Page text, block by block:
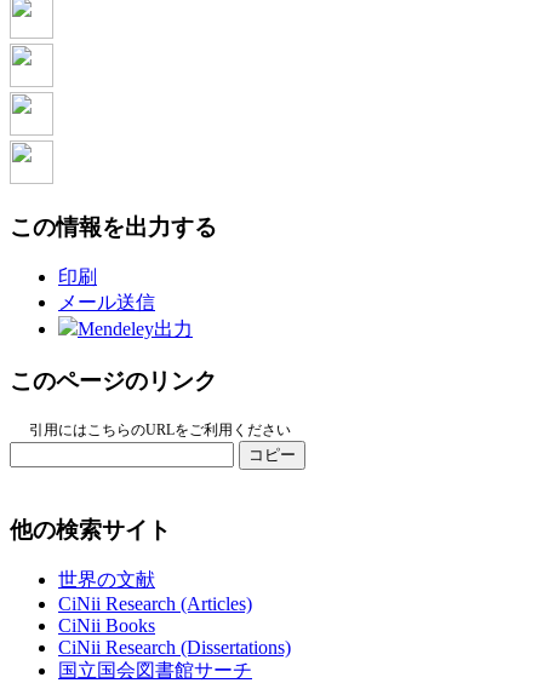
この情報を出力する
印刷
メール送信
Mendeley出力
このページのリンク
引用にはこちらのURLをご利用ください
コピー
他の検索サイト
世界の文献
CiNii Research (Articles)
CiNii Books
CiNii Research (Dissertations)
国立国会図書館サーチ